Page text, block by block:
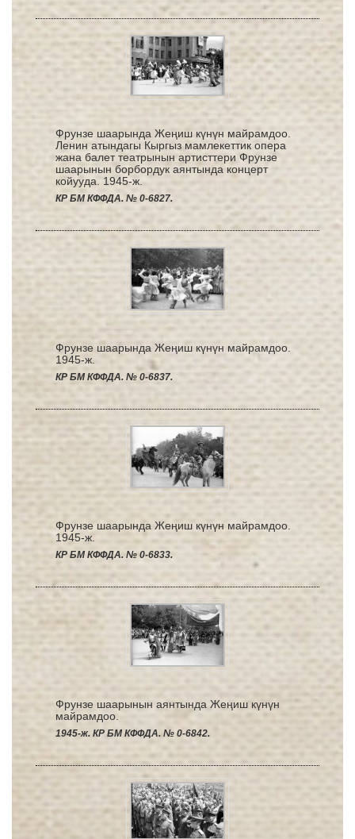
Фрунзе шаарында Жеңиш күнүн майрамдоо.
Ленин атындагы Кыргыз мамлекеттик опера
жана балет театрынын артисттери Фрунзе
шаарынын борбордук аянтында концерт
койууда. 1945-ж.
КР БМ КФФДА. № 0-6827.
Фрунзе шаарында Жеңиш күнүн майрамдоо.
1945-ж.
КР БМ КФФДА. № 0-6837.
Фрунзе шаарында Жеңиш күнүн майрамдоо.
1945-ж.
КР БМ КФФДА. № 0-6833.
Фрунзе шаарынын аянтында Жеңиш күнүн
майрамдоо.
1945-ж. КР БМ КФФДА. № 0-6842.